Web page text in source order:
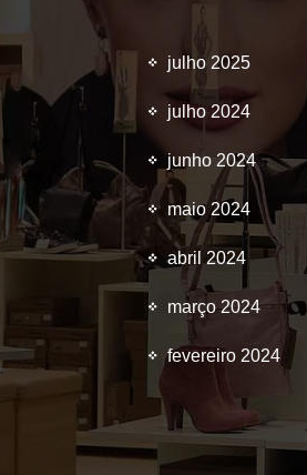
julho 2025
julho 2024
junho 2024
maio 2024
abril 2024
março 2024
fevereiro 2024